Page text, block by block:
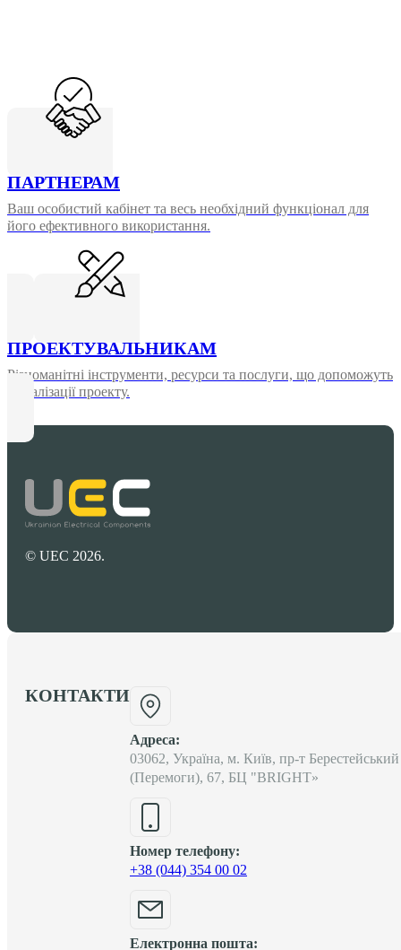
ПАРТНЕРАМ
Ваш особистий кабінет та весь необхідний функціонал для
його ефективного використання.
ПРОЕКТУВАЛЬНИКАМ
Різноманітні інструменти, ресурси та послуги, що допоможуть
у реалізації проекту.
© UEC 2026.
КОНТАКТИ
Адреса:
03062, Україна, м. Київ, пр-т Берестейський
(Перемоги), 67, БЦ "BRIGHT»
Номер телефону:
+38 (044) 354 00 02
Електронна пошта: